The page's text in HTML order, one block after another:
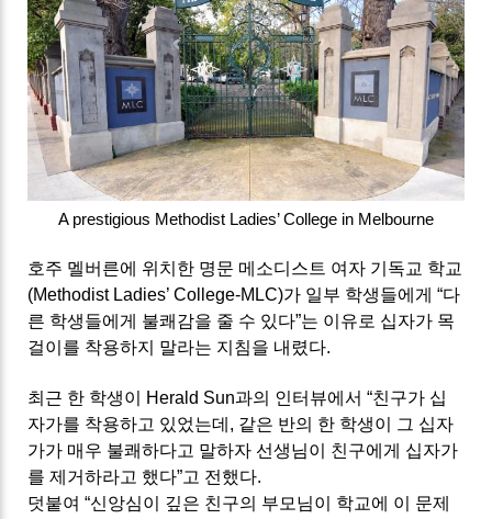
A prestigious Methodist Ladies’ College in Melbourne
호주 멜버른에 위치한 명문 메소디스트 여자 기독교 학교
(Methodist Ladies’ College-MLC)가 일부 학생들에게 “다
른 학생들에게 불쾌감을 줄 수 있다”는 이유로 십자가 목
걸이를 착용하지 말라는 지침을 내렸다.
최근 한 학생이 Herald Sun과의 인터뷰에서 “친구가 십
자가를 착용하고 있었는데, 같은 반의 한 학생이 그 십자
가가 매우 불쾌하다고 말하자 선생님이 친구에게 십자가
를 제거하라고 했다”고 전했다.
덧붙여 “신앙심이 깊은 친구의 부모님이 학교에 이 문제